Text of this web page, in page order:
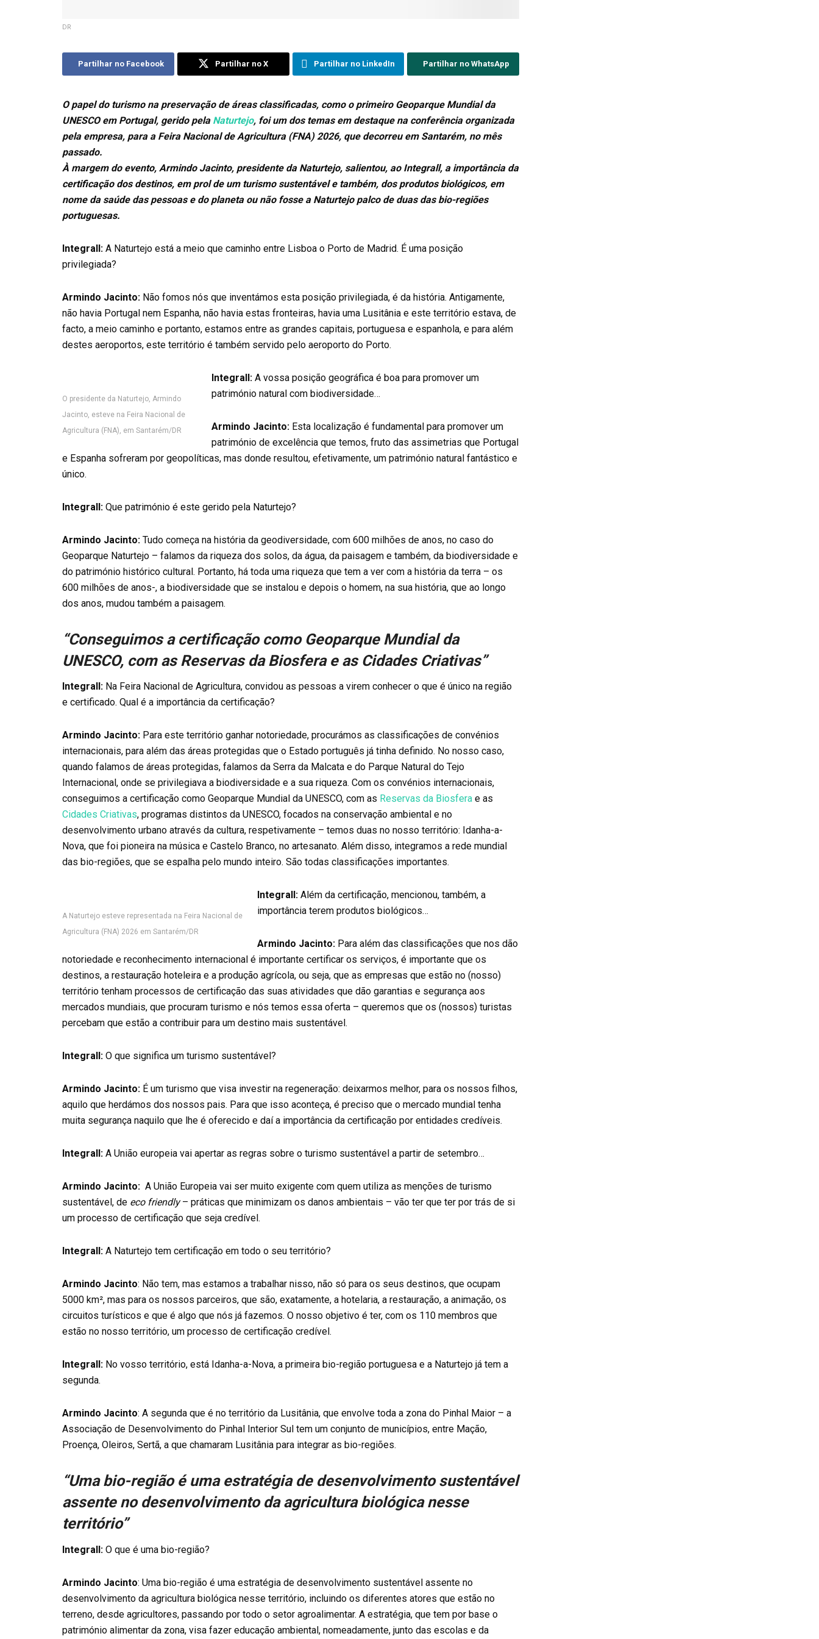
DR
Partilhar no Facebook Partilhar no X Partilhar no LinkedIn Partilhar no WhatsApp
O papel do turismo na preservação de áreas classificadas, como o primeiro Geoparque Mundial da
UNESCO em Portugal, gerido pela Naturtejo, foi um dos temas em destaque na conferência organizada
pela empresa, para a Feira Nacional de Agricultura (FNA) 2026, que decorreu em Santarém, no mês
passado.
À margem do evento, Armindo Jacinto, presidente da Naturtejo, salientou, ao Integrall, a importância da
certificação dos destinos, em prol de um turismo sustentável e também, dos produtos biológicos, em
nome da saúde das pessoas e do planeta ou não fosse a Naturtejo palco de duas das bio-regiões
portuguesas.
Integrall: A Naturtejo está a meio que caminho entre Lisboa o Porto de Madrid. É uma posição
privilegiada?
Armindo Jacinto: Não fomos nós que inventámos esta posição privilegiada, é da história. Antigamente,
não havia Portugal nem Espanha, não havia estas fronteiras, havia uma Lusitânia e este território estava, de
facto, a meio caminho e portanto, estamos entre as grandes capitais, portuguesa e espanhola, e para além
destes aeroportos, este território é também servido pelo aeroporto do Porto.
O presidente da Naturtejo, Armindo
Jacinto, esteve na Feira Nacional de
Agricultura (FNA), em Santarém/DR
Integrall: A vossa posição geográfica é boa para promover um
património natural com biodiversidade…
Armindo Jacinto: Esta localização é fundamental para promover um
património de excelência que temos, fruto das assimetrias que Portugal
e Espanha sofreram por geopolíticas, mas donde resultou, efetivamente, um património natural fantástico e
único.
Integrall: Que património é este gerido pela Naturtejo?
Armindo Jacinto: Tudo começa na história da geodiversidade, com 600 milhões de anos, no caso do
Geoparque Naturtejo – falamos da riqueza dos solos, da água, da paisagem e também, da biodiversidade e
do património histórico cultural. Portanto, há toda uma riqueza que tem a ver com a história da terra – os
600 milhões de anos-, a biodiversidade que se instalou e depois o homem, na sua história, que ao longo
dos anos, mudou também a paisagem.
“Conseguimos a certificação como Geoparque Mundial da
UNESCO, com as Reservas da Biosfera e as Cidades Criativas”
Integrall: Na Feira Nacional de Agricultura, convidou as pessoas a virem conhecer o que é único na região
e certificado. Qual é a importância da certificação?
Armindo Jacinto: Para este território ganhar notoriedade, procurámos as classificações de convénios
internacionais, para além das áreas protegidas que o Estado português já tinha definido. No nosso caso,
quando falamos de áreas protegidas, falamos da Serra da Malcata e do Parque Natural do Tejo
Internacional, onde se privilegiava a biodiversidade e a sua riqueza. Com os convénios internacionais,
conseguimos a certificação como Geoparque Mundial da UNESCO, com as Reservas da Biosfera e as
Cidades Criativas, programas distintos da UNESCO, focados na conservação ambiental e no
desenvolvimento urbano através da cultura, respetivamente – temos duas no nosso território: Idanha-a-
Nova, que foi pioneira na música e Castelo Branco, no artesanato. Além disso, integramos a rede mundial
das bio-regiões, que se espalha pelo mundo inteiro. São todas classificações importantes.
A Naturtejo esteve representada na Feira Nacional de
Agricultura (FNA) 2026 em Santarém/DR
Integrall: Além da certificação, mencionou, também, a
importância terem produtos biológicos…
Armindo Jacinto: Para além das classificações que nos dão
notoriedade e reconhecimento internacional é importante certificar os serviços, é importante que os
destinos, a restauração hoteleira e a produção agrícola, ou seja, que as empresas que estão no (nosso)
território tenham processos de certificação das suas atividades que dão garantias e segurança aos
mercados mundiais, que procuram turismo e nós temos essa oferta – queremos que os (nossos) turistas
percebam que estão a contribuir para um destino mais sustentável.
Integrall: O que significa um turismo sustentável?
Armindo Jacinto: É um turismo que visa investir na regeneração: deixarmos melhor, para os nossos filhos,
aquilo que herdámos dos nossos pais. Para que isso aconteça, é preciso que o mercado mundial tenha
muita segurança naquilo que lhe é oferecido e daí a importância da certificação por entidades credíveis.
Integrall: A União europeia vai apertar as regras sobre o turismo sustentável a partir de setembro…
Armindo Jacinto: A União Europeia vai ser muito exigente com quem utiliza as menções de turismo
sustentável, de eco friendly– práticas que minimizam os danos ambientais – vão ter que ter por trás de si
um processo de certificação que seja credível.
Integrall: A Naturtejo tem certificação em todo o seu território?
Armindo Jacinto: Não tem, mas estamos a trabalhar nisso, não só para os seus destinos, que ocupam
5000 km², mas para os nossos parceiros, que são, exatamente, a hotelaria, a restauração, a animação, os
circuitos turísticos e que é algo que nós já fazemos. O nosso objetivo é ter, com os 110 membros que
estão no nosso território, um processo de certificação credível.
Integrall: No vosso território, está Idanha-a-Nova, a primeira bio-região portuguesa e a Naturtejo já tem a
segunda.
Armindo Jacinto: A segunda que é no território da Lusitânia, que envolve toda a zona do Pinhal Maior – a
Associação de Desenvolvimento do Pinhal Interior Sul tem um conjunto de municípios, entre Mação,
Proença, Oleiros, Sertã, a que chamaram Lusitânia para integrar as bio-regiões.
“Uma bio-região é uma estratégia de desenvolvimento sustentável
assente no desenvolvimento da agricultura biológica nesse
território”
Integrall: O que é uma bio-região?
Armindo Jacinto: Uma bio-região é uma estratégia de desenvolvimento sustentável assente no
desenvolvimento da agricultura biológica nesse território, incluindo os diferentes atores que estão no
terreno, desde agricultores, passando por todo o setor agroalimentar. A estratégia, que tem por base o
património alimentar da zona, visa fazer educação ambiental, nomeadamente, junto das escolas e da